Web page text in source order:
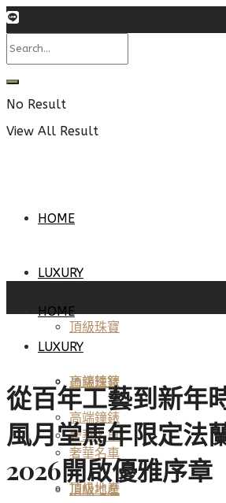
No Result
View All Result
HOME
LUXURY
頂級珠寶
高端鐘錶
奢華名車
頂級地產
HOME
LUXURY
頂級珠寶
高端鐘錶
奢華名車
頂級地產
從百年工藝到新年
風月堂馬年限定法
2026開啟優雅序章